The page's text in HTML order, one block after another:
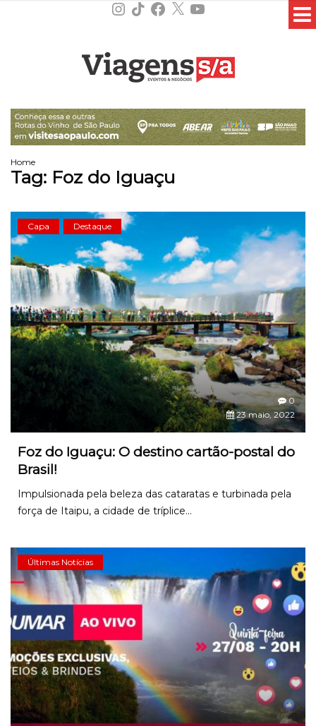
Instagram
TikTokFacebook
X YouTube
Home
Tag: Foz do Iguaçu
Capa Destaque
0
23 maio, 2022
Foz do Iguaçu: O destino cartão-postal do
Brasil!
Impulsionada pela beleza das cataratas e turbinada pela
força de Itaipu, a cidade de tríplice...
Últimas Notícias